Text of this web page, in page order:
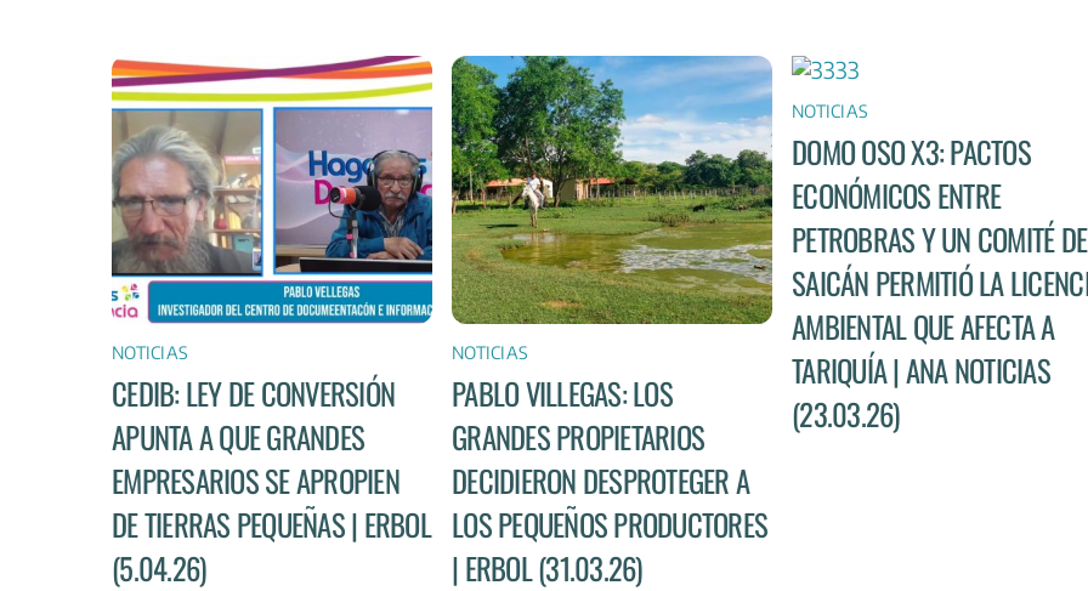
NOTICIAS
CEDIB: LEY DE CONVERSIÓN
APUNTA A QUE GRANDES
EMPRESARIOS SE APROPIEN
DE TIERRAS PEQUEÑAS | ERBOL
(5.04.26)
NOTICIAS
PABLO VILLEGAS: LOS
GRANDES PROPIETARIOS
DECIDIERON DESPROTEGER A
LOS PEQUEÑOS PRODUCTORES
| ERBOL (31.03.26)
NOTICIAS
DOMO OSO X3: PACTOS
ECONÓMICOS ENTRE
PETROBRAS Y UN COMITÉ DE
SAICÁN PERMITIÓ LA
AMBIENTAL QUE AFECTA A
TARIQUÍA | ANA NOTICIAS
(23.03.26)